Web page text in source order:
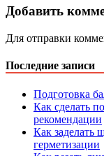
Добавить
Для отправки
Последние записи
Подготовка
Как сделать
рекомендации
Как заделать
герметизации